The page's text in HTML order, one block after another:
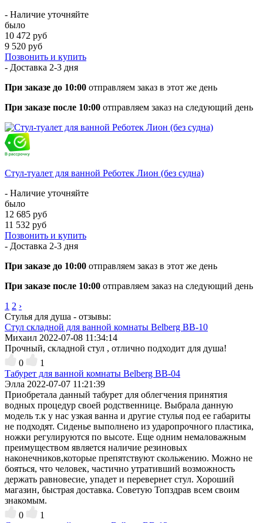
- Наличие уточняйте
было
10 472 руб
9 520 руб
Позвонить и купить
- Доставка 2-3 дня
При заказе до 10:00 отправляем заказ в этот же день
При заказе после 10:00 отправляем заказ на следующий день
Стул-туалет для ванной Реботек Лион (без судна)
- Наличие уточняйте
было
12 685 руб
11 532 руб
Позвонить и купить
- Доставка 2-3 дня
При заказе до 10:00 отправляем заказ в этот же день
При заказе после 10:00 отправляем заказ на следующий день
1 2 ›
Стулья для душа - отзывы:
Стул складной для ванной комнаты Belberg BB-10
Михаил 2022-07-08 11:34:14
Прочный, складной стул , отлично подходит для душа!
0
1
Табурет для ванной комнаты Belberg BB-04
Элла 2022-07-07 11:21:39
Приобретала данный табурет для облегчения принятия
водных процедур своей родственнице. Выбрала данную
модель т.к у нас узкая ванна и другие стулья под ее габариты
не подходят. Сиденье выполнено из ударопрочного пластика,
ножки регулируются по высоте. Еще одним немаловажным
преимуществом является наличие резиновых
наконечников,которые препятствуют скольжению. Можно не
бояться, что человек, частично утративший возможность
держать равновесие, упадет и перевернет стул. Хороший
магазин, быстрая доставка. Советую Топздрав всем своим
знакомым.
0
1